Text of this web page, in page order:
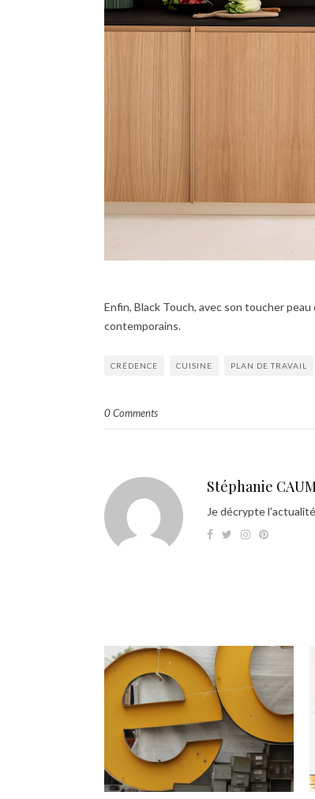
Enfin, Black Touch, avec son toucher
contemporains.
CRÉDENCE CUISINE PLAN DE TRAVAIL
0 Comments
Stéphanie
Je décrypte